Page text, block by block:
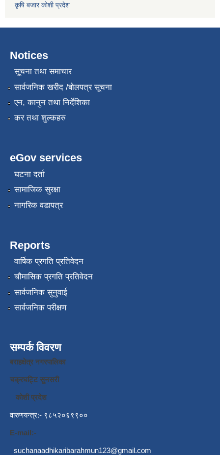
कृषि बजार कोशी प्रदेश
Notices
सूचना तथा समाचार
सार्वजनिक खरीद /बोलपत्र सूचना
एन, कानुन तथा निर्देशिका
कर तथा शुल्कहरु
eGov services
घटना दर्ता
सामाजिक सुरक्षा
नागरिक वडापत्र
Reports
वार्षिक प्रगति प्रतिवेदन
चौमासिक प्रगति प्रतिवेदन
सार्वजनिक सुनुवाई
सार्वजनिक परीक्षण
सम्पर्क विवरण
बराहक्षेत्र नगरपालिका
चक्रघट्टि सुनसरी
कोशी प्रदेश
वारुणयन्त्र:- ९८५२०६९९००
E-mail:-
suchanaadhikaribarahmun123@gmail.com